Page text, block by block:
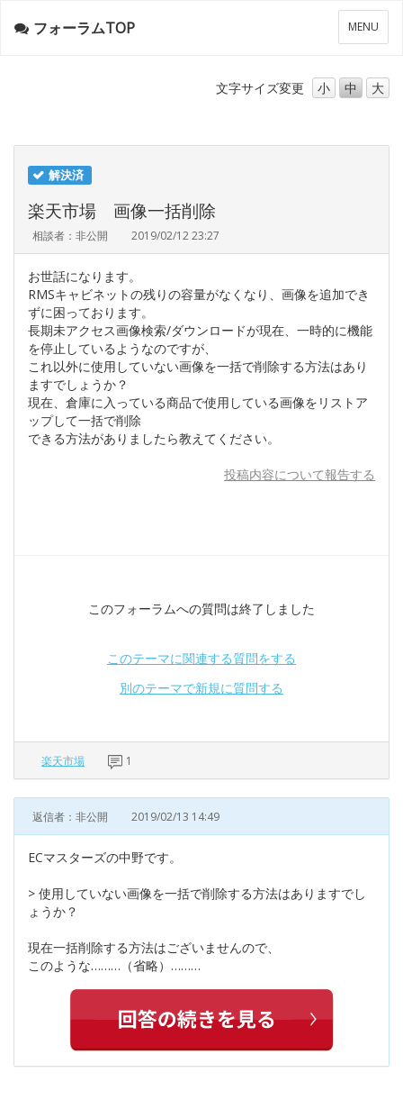
メ
ニ
ー
MENU
フォーラムTOP
文字サイズ変更 小 中 大
解決済
楽天市場 画像一括削除
相談者：非公開 2019/02/12 23:27
お世話になります。
RMSキャビネットの残りの容量がなくなり、画像を追加でき
ずに困っております。
長期未アクセス画像検索/ダウンロードが現在、一時的に機能
を停止しているようなのですが、
これ以外に使用していない画像を一括で削除する方法はあり
ますでしょうか？
現在、倉庫に入っている商品で使用している画像をリストア
ップして一括で削除
できる方法がありましたら教えてください。
投稿内容について報告する
このフォーラムへの質問は終了しました
このテーマに関連する質問をする
別のテーマで新規に質問する
楽天市場 1
返信者：非公開 2019/02/13 14:49
ECマスターズの中野です。
> 使用していない画像を一括で削除する方法はありますでし
ょうか？
現在一括削除する方法はございませんので、
このような………（省略）………